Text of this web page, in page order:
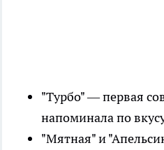
"Турбо" — первая
напоминала по
"Мятная" и